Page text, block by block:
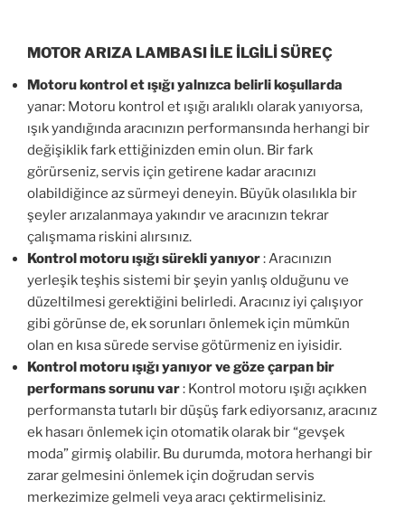
MOTOR ARIZA LAMBASI İLE İLGİLİ SÜREÇ
Motoru kontrol et ışığı yalnızca belirli koşullarda
yanar: Motoru kontrol et ışığı aralıklı olarak yanıyorsa,
ışık yandığında aracınızın performansında herhangi bir
değişiklik fark ettiğinizden emin olun. Bir fark
görürseniz, servis için getirene kadar aracınızı
olabildiğince az sürmeyi deneyin. Büyük olasılıkla bir
şeyler arızalanmaya yakındır ve aracınızın tekrar
çalışmama riskini alırsınız.
Kontrol motoru ışığı sürekli yanıyor: Aracınızın
yerleşik teşhis sistemi bir şeyin yanlış olduğunu ve
düzeltilmesi gerektiğini belirledi. Aracınız iyi çalışıyor
gibi görünse de, ek sorunları önlemek için mümkün
olan en kısa sürede servise götürmeniz en iyisidir.
Kontrol motoru ışığı yanıyor ve göze çarpan bir
performans sorunu var: Kontrol motoru ışığı açıkken
performansta tutarlı bir düşüş fark ediyorsanız, aracınız
ek hasarı önlemek için otomatik olarak bir “gevşek
moda” girmiş olabilir. Bu durumda, motora herhangi bir
zarar gelmesini önlemek için doğrudan servis
merkezimize gelmeli veya aracı çektirmelisiniz.